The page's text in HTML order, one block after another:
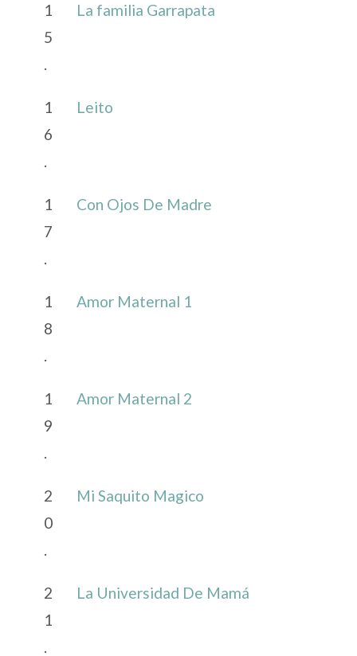
1
5
.
La familia Garrapata
1
6
.
Leito
1
7
.
Con Ojos De Madre
1
8
.
Amor Maternal 1
1
9
.
Amor Maternal 2
2
0
.
Mi Saquito Magico
2
1
.
La Universidad De Mamá